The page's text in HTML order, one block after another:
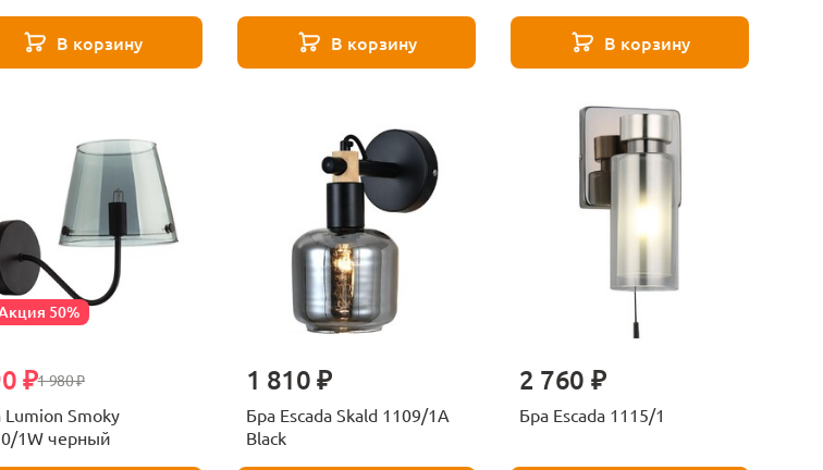
В корзину В корзину В корзину
50%
1 980 ₽
₽
Lumion Smoky
1W черный
1 810 ₽
Бра Escada Skald 1109/1A
Black
2 760 ₽
Бра Escada 1115/1